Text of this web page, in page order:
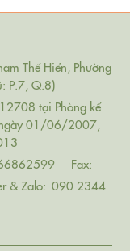
Thế Hiển, Phường
P.7, Q.8)
tại Phòng kế
ngày 01/06/2007,
Fax:
& Zalo: 090 2344